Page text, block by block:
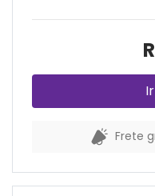
Frete